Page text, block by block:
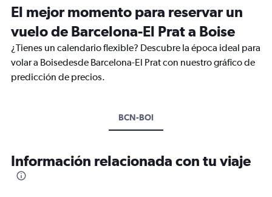
El mejor momento para reservar un
vuelo de Barcelona-El Prat a Boise
¿Tienes un calendario flexible? Descubre la época ideal para
volar a Boisedesde Barcelona-El Prat con nuestro gráfico de
predicción de precios.
BCN-BOI
Información relacionada con tu viaje